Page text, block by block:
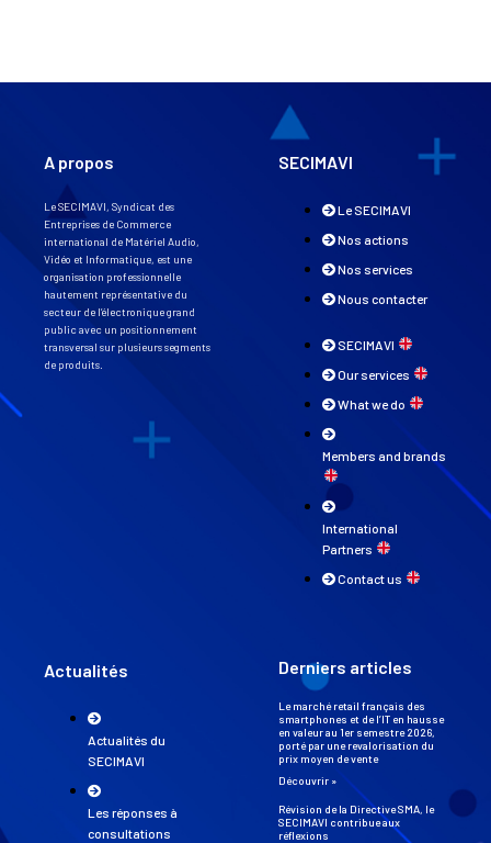
A propos
Le SECIMAVI, Syndicat des
Entreprises de Commerce
international de Matériel Audio,
Vidéo et Informatique, est une
organisation professionnelle
hautement représentative du
secteur de l’électronique grand
public avec un positionnement
transversal sur plusieurs segments
de produits.
SECIMAVI
Le SECIMAVI
Nos actions
Nos services
Nous contacter
SECIMAVI
Our services
What we do
Members and brands
International
Partners
Contact us
Actualités
Actualités du
SECIMAVI
Les réponses à
consultations
Derniers articles
Le marché retail français des
smartphones et de l’IT en hausse
en valeur au 1er semestre 2026,
porté par une revalorisation du
prix moyen de vente
Découvrir »
Révision de la Directive SMA, le
SECIMAVI contribue aux
réflexions